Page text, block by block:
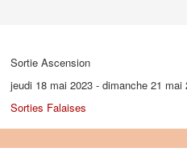
Sortie Ascension
jeudi 18 mai 2023 - dimanche 21 mai
Sorties Falaises